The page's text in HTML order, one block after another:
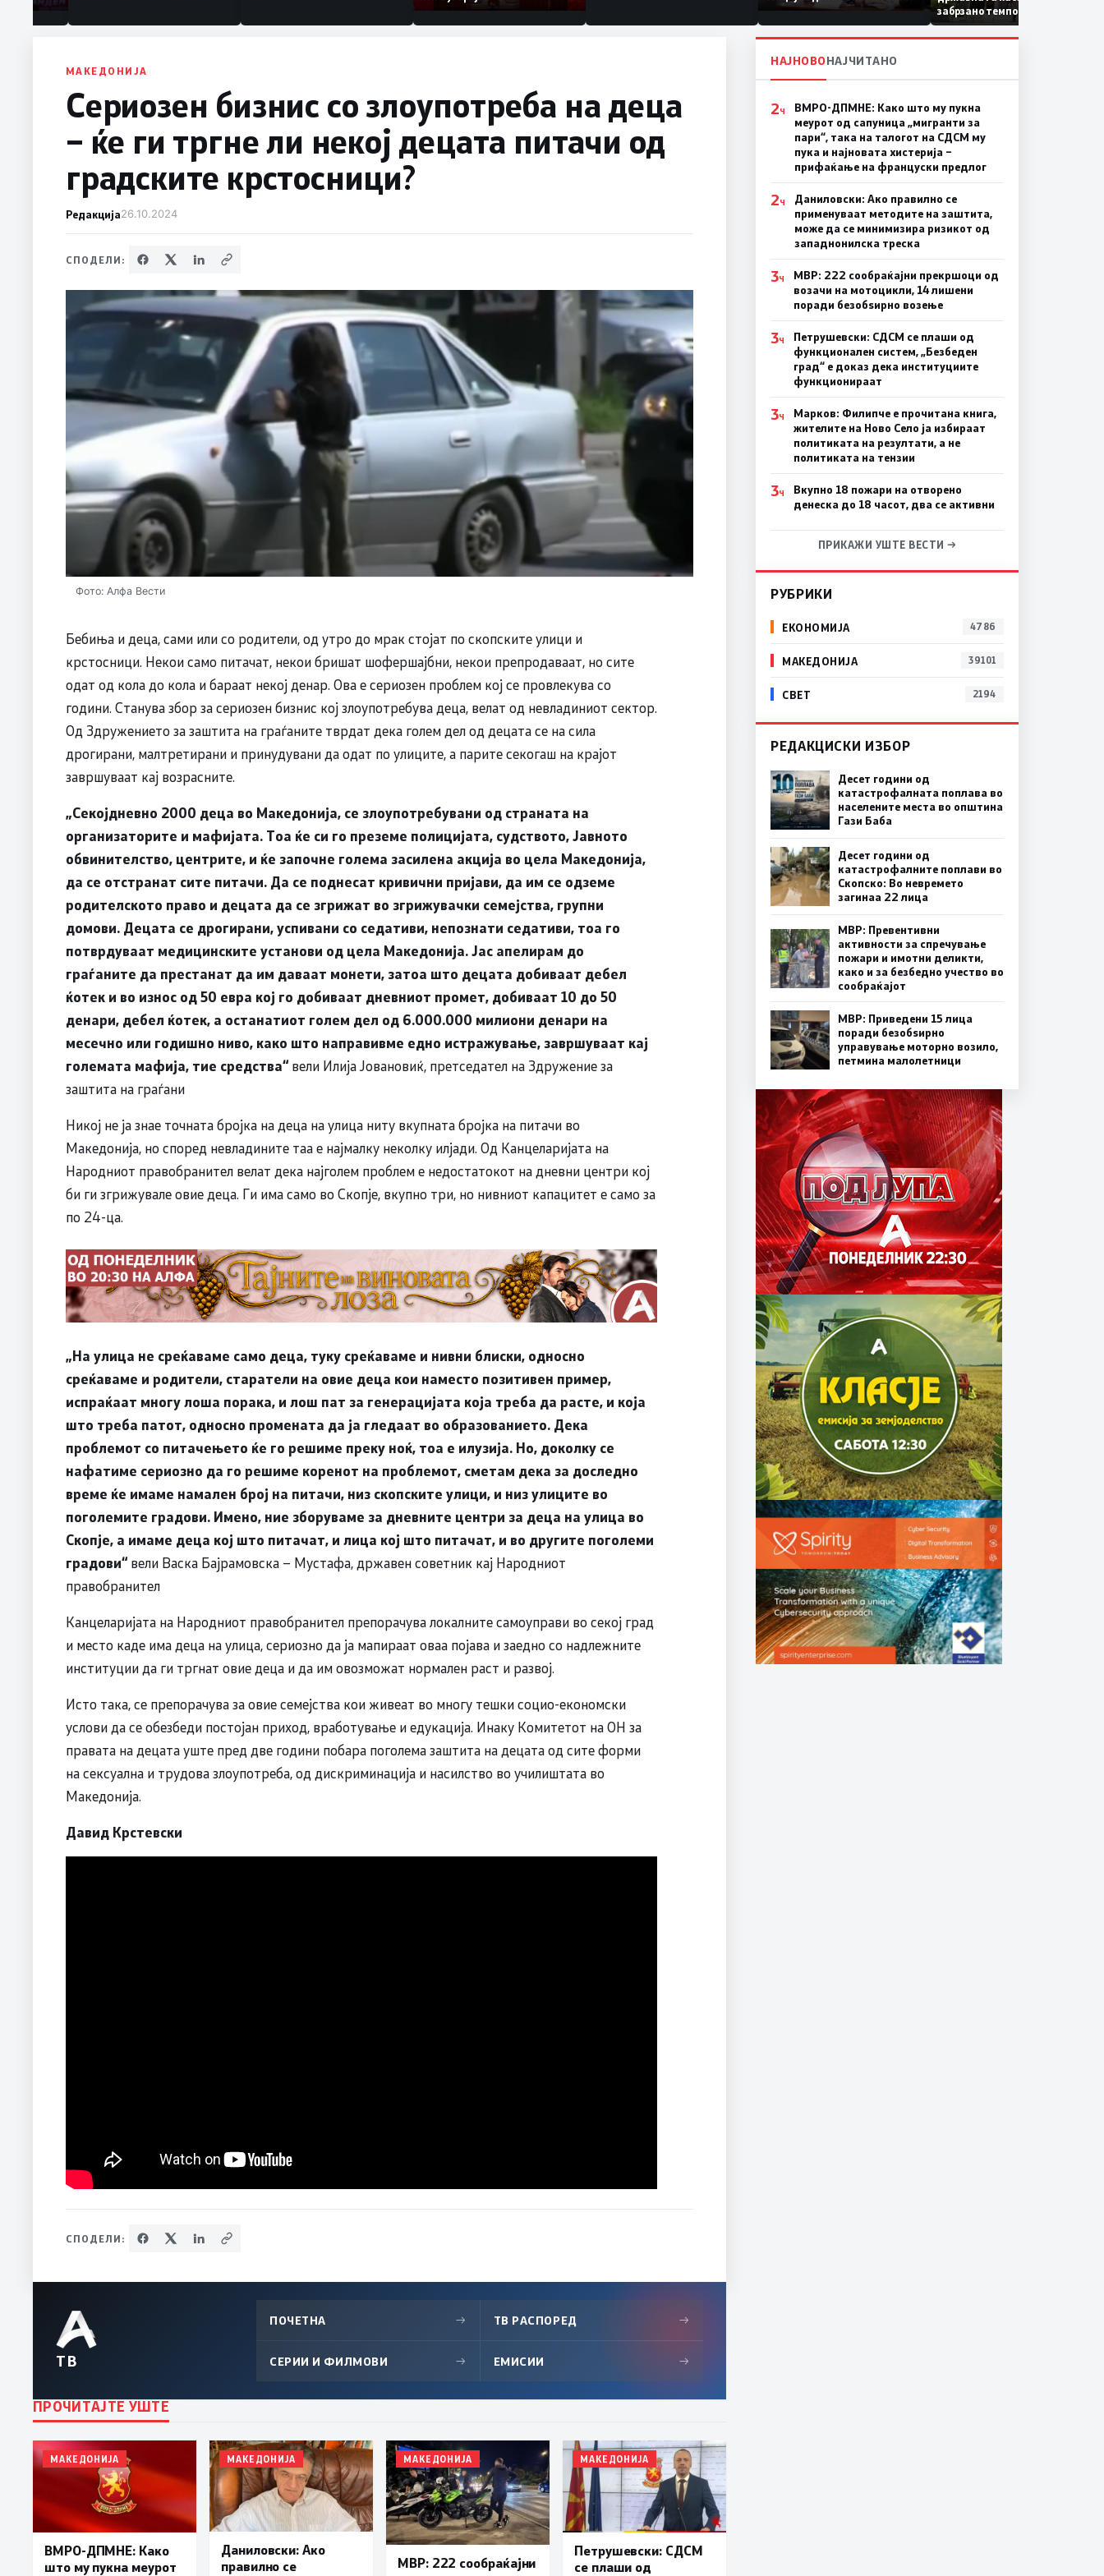
Коридор 8, Македонија
станува раскрсница на
Балканот
забрзано темпо
МАКЕДОНИЈА
Сериозен бизнис со злоупотреба на деца
– ќе ги тргне ли некој децата питачи од
градските крстосници?
Редакција26.10.2024
СПОДЕЛИ:
Фото: Алфа Вести
Бебиња и деца, сами или со родители, од утро до мрак стојат по скопските улици и
крстосници. Некои само питачат, некои бришат шофершајбни, некои препродаваат, но сите
одат од кола до кола и бараат некој денар. Ова е сериозен проблем кој се провлекува со
години. Станува збор за сериозен бизнис кој злоупотребува деца, велат од невладиниот сектор.
Од Здружението за заштита на граѓаните тврдат дека голем дел од децата се на сила
дрогирани, малтретирани и принудувани да одат по улиците, а парите секогаш на крајот
завршуваат кај возрасните.
„Секојдневно 2000 деца во Македонија, се злоупотребувани од страната на
организаторите и мафијата. Тоа ќе си го преземе полицијата, судството, Јавното
обвинителство, центрите, и ќе започне голема засилена акција во цела Македонија,
да се отстранат сите питачи. Да се поднесат кривични пријави, да им се одземе
родителското право и децата да се згрижат во згрижувачки семејства, групни
домови. Децата се дрогирани, успивани со седативи, непознати седативи, тоа го
потврдуваат медицинските установи од цела Македонија. Јас апелирам до
граѓаните да престанат да им даваат монети, затоа што децата добиваат дебел
ќотек и во износ од 50 евра кој го добиваат дневниот промет, добиваат 10 до 50
денари, дебел ќотек, а останатиот голем дел од 6.000.000 милиони денари на
месечно или годишно ниво, како што направивме едно истражување, завршуваат кај
големата мафија, тие средства“ вели Илија Јовановиќ, претседател на Здружение за
заштита на граѓани
Никој не ја знае точната бројка на деца на улица ниту вкупната бројка на питачи во
Македонија, но според невладините таа е најмалку неколку илјади. Од Канцеларијата на
Народниот правобранител велат дека најголем проблем е недостатокот на дневни центри кој
би ги згрижувале овие деца. Ги има само во Скопје, вкупно три, но нивниот капацитет е само за
по 24-ца.
„На улица не среќаваме само деца, туку среќаваме и нивни блиски, односно
среќаваме и родители, старатели на овие деца кои наместо позитивен пример,
испраќаат многу лоша порака, и лош пат за генерацијата која треба да расте, и која
што треба патот, односно промената да ја гледаат во образованието. Дека
проблемот со питачењето ќе го решиме преку ноќ, тоа е илузија. Но, доколку се
нафатиме сериозно да го решиме коренот на проблемот, сметам дека за доследно
време ќе имаме намален број на питачи, низ скопските улици, и низ улиците во
поголемите градови. Имено, ние зборуваме за дневните центри за деца на улица во
Скопје, а имаме деца кој што питачат, и лица кој што питачат, и во другите поголеми
градови“ вели Васка Бајрамовска – Мустафа, државен советник кај Народниот
правобранител
Канцеларијата на Народниот правобранител препорачува локалните самоуправи во секој град
и место каде има деца на улица, сериозно да ја мапираат оваа појава и заедно со надлежните
институции да ги тргнат овие деца и да им овозможат нормален раст и развој.
Исто така, се препорачува за овие семејства кои живеат во многу тешки социо-економски
услови да се обезбеди постојан приход, вработување и едукација. Инаку Комитетот на ОН за
правата на децата уште пред две години побара поголема заштита на децата од сите форми
на сексуална и трудова злоупотреба, од дискриминација и насилство во училиштата во
Македонија.
Давид Крстевски
СПОДЕЛИ:
ТВ
ПОЧЕТНА → ТВ РАСПОРЕД →
СЕРИИ И ФИЛМОВИ → ЕМИСИИ →
ПРОЧИТАЈТЕ УШТЕ
МАКЕДОНИЈА
ВМРО-ДПМНЕ: Како
што му пукна меурот
МАКЕДОНИЈА
Даниловски: Ако
правилно се
МАКЕДОНИЈА
МВР: 222 сообраќајни
МАКЕДОНИЈА
Петрушевски: СДСМ
се плаши од
НАЈНОВОНАЈЧИТАНО
2Ч
ВМРО-ДПМНЕ: Како што му пукна
меурот од сапуница „мигранти за
пари“, така на талогот на СДСМ му
пука и најновата хистерија –
прифаќање на француски предлог
2Ч
Даниловски: Ако правилно се
применуваат методите на заштита,
може да се минимизира ризикот од
западнонилска треска
3Ч
МВР: 222 сообраќајни прекршоци од
возачи на мотоцикли, 14 лишени
поради безобѕирно возење
3Ч
Петрушевски: СДСМ се плаши од
функционален систем, „Безбеден
град“ е доказ дека институциите
функционираат
3Ч
Марков: Филипче е прочитана книга,
жителите на Ново Село ја избираат
политиката на резултати, а не
политиката на тензии
3Ч
Вкупно 18 пожари на отворено
денеска до 18 часот, два се активни
ПРИКАЖИ УШТЕ ВЕСТИ →
РУБРИКИ
ЕКОНОМИЈА 4786
МАКЕДОНИЈА 39101
СВЕТ 2194
РЕДАКЦИСКИ ИЗБОР
Десет години од
катастрофалната поплава во
населените места во општина
Гази Баба
Десет години од
катастрофалните поплави во
Скопско: Во невремето
загинаа 22 лица
МВР: Превентивни
активности за спречување
пожари и имотни деликти,
како и за безбедно учество во
сообраќајот
МВР: Приведени 15 лица
поради безобѕирно
управување моторно возило,
петмина малолетници